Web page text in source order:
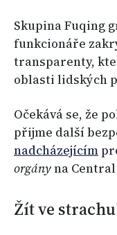
Skupina Fuqing
funkcionáře
transparenty,
oblasti lidských
Očekává se, že
přijme další
nadcházejícím
orgányna
Žít ve